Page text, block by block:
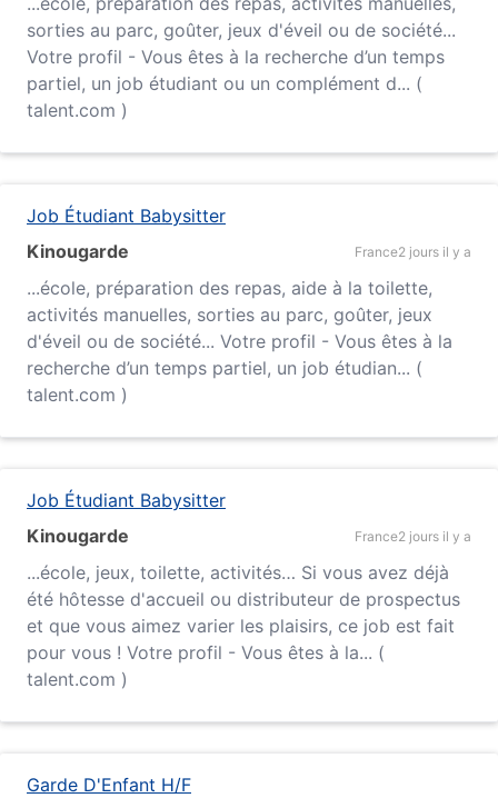
sorties au parc, goûter, jeux d'éveil ou de société...
Votre profil - Vous êtes à la recherche d’un temps
partiel, un job étudiant ou un complément d... (
talent.com )
Job Étudiant Babysitter
Kinougarde
France2 jours il y a
...école, préparation des repas, aide à la toilette,
activités manuelles, sorties au parc, goûter, jeux
d'éveil ou de société... Votre profil - Vous êtes à la
recherche d’un temps partiel, un job étudian... (
talent.com )
Job Étudiant Babysitter
Kinougarde
France2 jours il y a
...école, jeux, toilette, activités… Si vous avez déjà
été hôtesse d'accueil ou distributeur de prospectus
et que vous aimez varier les plaisirs, ce job est fait
pour vous ! Votre profil - Vous êtes à la... (
talent.com )
Garde D'Enfant H/F